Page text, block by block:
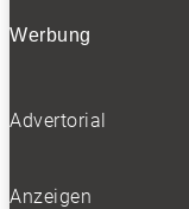
Werbung
Advertorial
Anzeigen